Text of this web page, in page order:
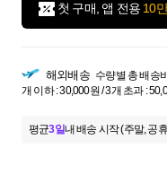
첫 구매, 앱 전용 10
해외배송 수량별 총 배송
개 이하 : 30,000원 / 3개 초과 :
평균3일내 배송 시작 (주말, 공